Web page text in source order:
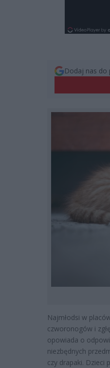
Dodaj nas do
Najmłodsi w
czworonogów i
opowiada o
niezbędnych
czy drapaki. Dzieci